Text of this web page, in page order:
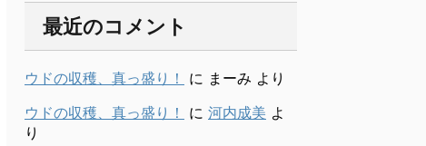
最近のコメント
ウドの収穫、真っ盛り！ に まーみ より
ウドの収穫、真っ盛り！
に 河内成美 よ
り